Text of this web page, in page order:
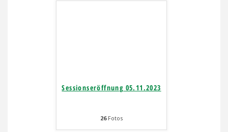
Sessionseröffnung 05.11.2023
26Fotos